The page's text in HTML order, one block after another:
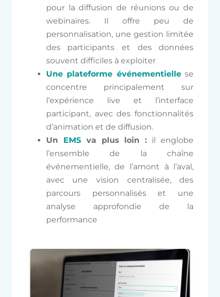
pour la diffusion de réunions ou de
webinaires. Il offre peu de
personnalisation, une gestion limitée
des participants et des données
souvent difficiles à exploiter
Une plateforme événementiellese
concentre principalement sur
l’expérience live et l’interface
participant, avec des fonctionnalités
d’animation et de diffusion.
Un EMSva plus loin : il englobe
l’ensemble de la chaîne
événementielle, de l’amont à l’aval,
avec une vision centralisée, des
parcours personnalisés et une
analyse approfondie de la
performance